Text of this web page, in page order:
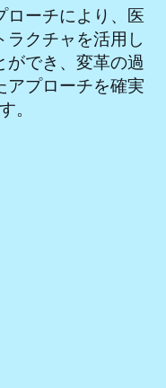
ローチにより、医
クチャを活用し
でき、変革の過
プローチを確実
。